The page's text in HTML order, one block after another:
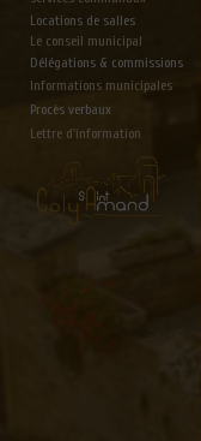
Locations de salles
Le conseil municipal
Délégations & commissions
Informations municipales
Lettre d'information
Procès verbaux